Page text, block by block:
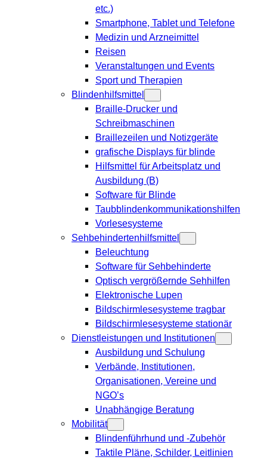
etc.)
Smartphone, Tablet und Telefone
Medizin und Arzneimittel
Reisen
Veranstaltungen und Events
Sport und Therapien
Blindenhilfsmittel
Braille-Drucker und
Schreibmaschinen
Braillezeilen und Notizgeräte
grafische Displays für blinde
Hilfsmittel für Arbeitsplatz und
Ausbildung (B)
Software für Blinde
Taubblindenkommunikationshilfen
Vorlesesysteme
Sehbehindertenhilfsmittel
Beleuchtung
Software für Sehbehinderte
Optisch vergrößernde Sehhilfen
Elektronische Lupen
Bildschirmlesesysteme tragbar
Bildschirmlesesysteme stationär
Dienstleistungen und Institutionen
Ausbildung und Schulung
Verbände, Institutionen,
Organisationen, Vereine und
NGO’s
Unabhängige Beratung
Mobilität
Blindenführhund und -Zubehör
Taktile Pläne, Schilder, Leitlinien